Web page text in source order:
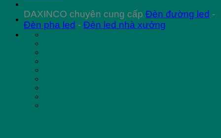
DAXINCO chuyên cung cấp Đèn đường led -
Đèn pha led - Đèn led nhà xưởng